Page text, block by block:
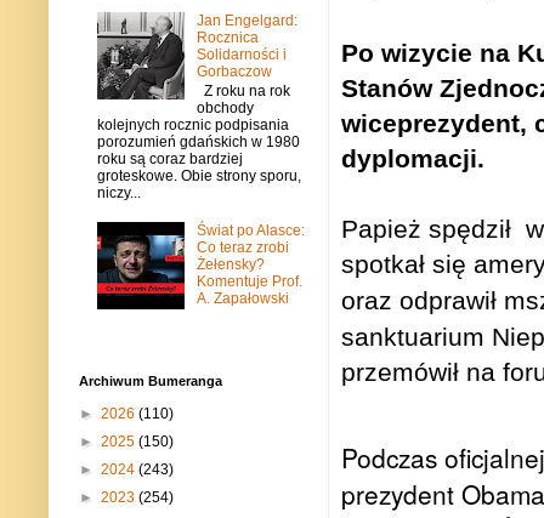
Po wizycie na
Stanów
wiceprezydent,
dyplomacji.
Papież spędził
spotkał się
oraz odprawił
sanktuarium
przemówił na
Podczas
prezydent
Jan Engelgard:
Rocznica
Solidarności i
Gorbaczow
Z roku na rok
obchody
kolejnych rocznic podpisania
porozumień gdańskich w 1980
roku są coraz bardziej
groteskowe. Obie strony sporu,
niczy...
Świat po Alasce:
Co teraz zrobi
Żełensky?
Komentuje Prof.
A. Zapałowski
Archiwum Bumeranga
► 2026 (110)
► 2025 (150)
► 2024 (243)
► 2023 (254)